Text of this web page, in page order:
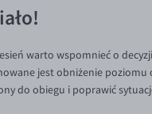
warto wspomnieć o
jest obniżenie
do obiegu i poprawić